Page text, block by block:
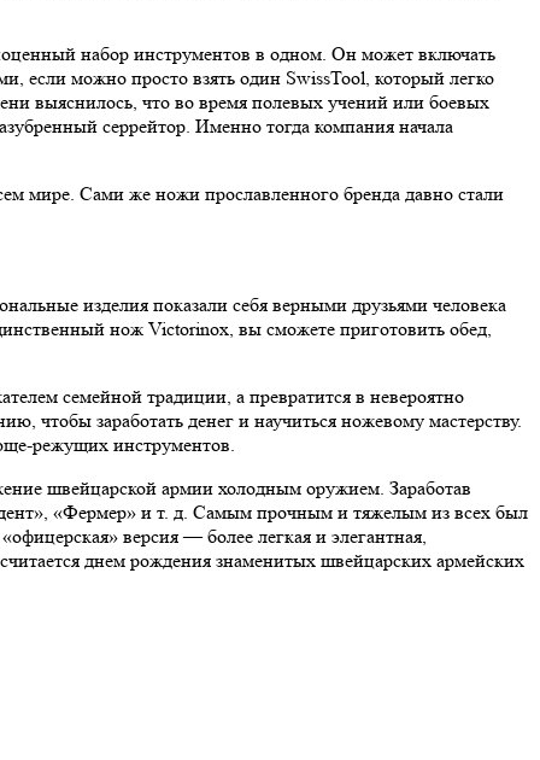
набор инструментов в одном. Он может включать
если можно просто взять один SwissTool, который легко
выяснилось, что во время полевых учений или боевых
серрейтор. Именно тогда компания начала
мире. Сами же ножи прославленного бренда давно стали
изделия показали себя верными друзьями человека
нож Victorinox, вы сможете приготовить обед,
семейной традиции, а превратится в невероятно
чтобы заработать денег и научиться ножевому мастерству.
режущих инструментов.
швейцарской армии холодным оружием. Заработав
«Фермер» и т. д. Самым прочным и тяжелым из всех был
версия — более легкая и элегантная,
днем рождения знаменитых швейцарских армейских